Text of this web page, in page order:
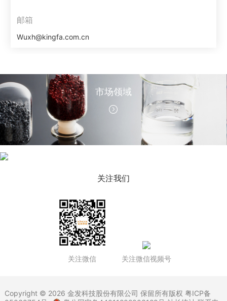
邮箱
Wuxh@kingfa.com.cn
市场领域
关注我们
关注微信 关注微信视频号
Copyright © 2026 金发科技股份有限公司 保留所有版权 粤ICP备